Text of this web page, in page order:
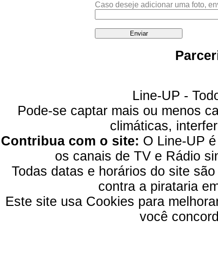
Caso deseje adicionar uma foto,
Line-UP -
Pode-se captar mais ou menos
climáticas,
Contribua com o site: O Line-UP
os canais de TV e Rádio
Todas datas e horários do site
contra a pirataria
Este site usa Cookies para
você